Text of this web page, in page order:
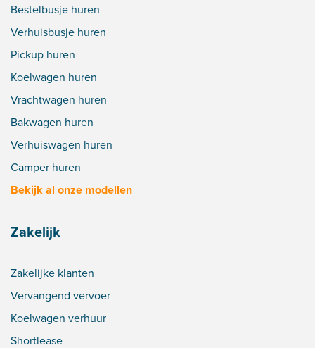
Bestelbusje huren
Verhuisbusje huren
Pickup huren
Koelwagen huren
Vrachtwagen huren
Bakwagen huren
Verhuiswagen huren
Camper huren
Bekijk al onze modellen
Zakelijk
Zakelijke klanten
Vervangend vervoer
Koelwagen verhuur
Shortlease